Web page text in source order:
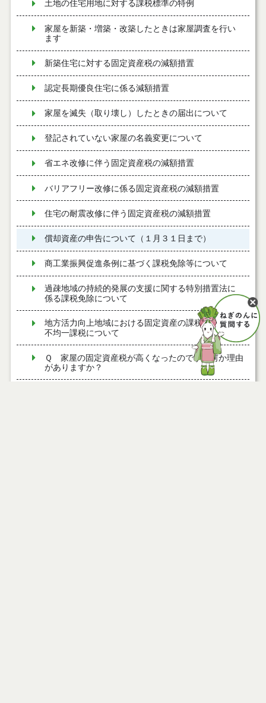
土地の住宅用地に対する課税標準の特例
家屋を新築・増築・改築したときは家屋調査を行い
ます
新築住宅に対する固定資産税の減額措置
認定長期優良住宅に係る減額措置
家屋を滅失（取り壊し）したときの届出について
登記されていない家屋の名義変更について
省エネ改修に伴う固定資産税の減額措置
バリアフリー改修に係る固定資産税の減額措置
住宅の耐震改修に伴う固定資産税の減額措置
償却資産の申告について（１月３１日まで）
商工業振興促進条例に基づく課税免除等について
過疎地域の持続的発展の支援に関する特別措置法に
係る課税免除について
地方活力向上地域における固定資産の課税免除及び
不均一課税について
Ｑ 家屋の固定資産税が高くなったのですが何か理由
がありますか？